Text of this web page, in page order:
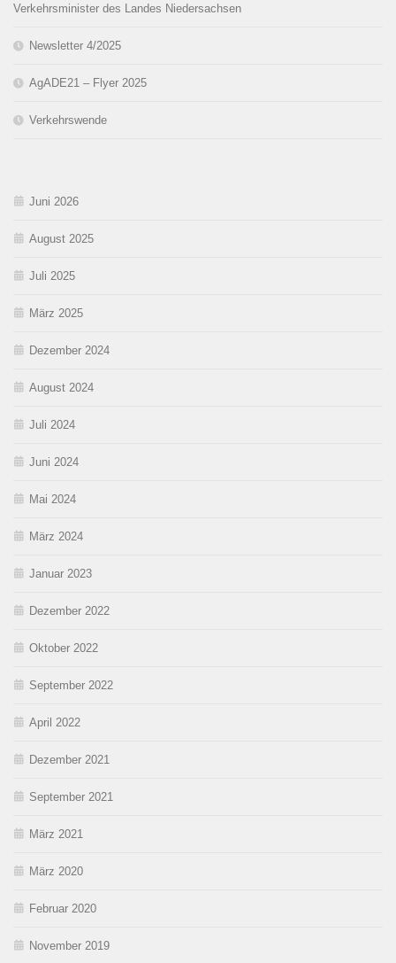
Verkehrsminister des Landes Niedersachsen
Newsletter 4/2025
AgADE21 – Flyer 2025
Verkehrswende
Juni 2026
August 2025
Juli 2025
März 2025
Dezember 2024
August 2024
Juli 2024
Juni 2024
Mai 2024
März 2024
Januar 2023
Dezember 2022
Oktober 2022
September 2022
April 2022
Dezember 2021
September 2021
März 2021
März 2020
Februar 2020
November 2019